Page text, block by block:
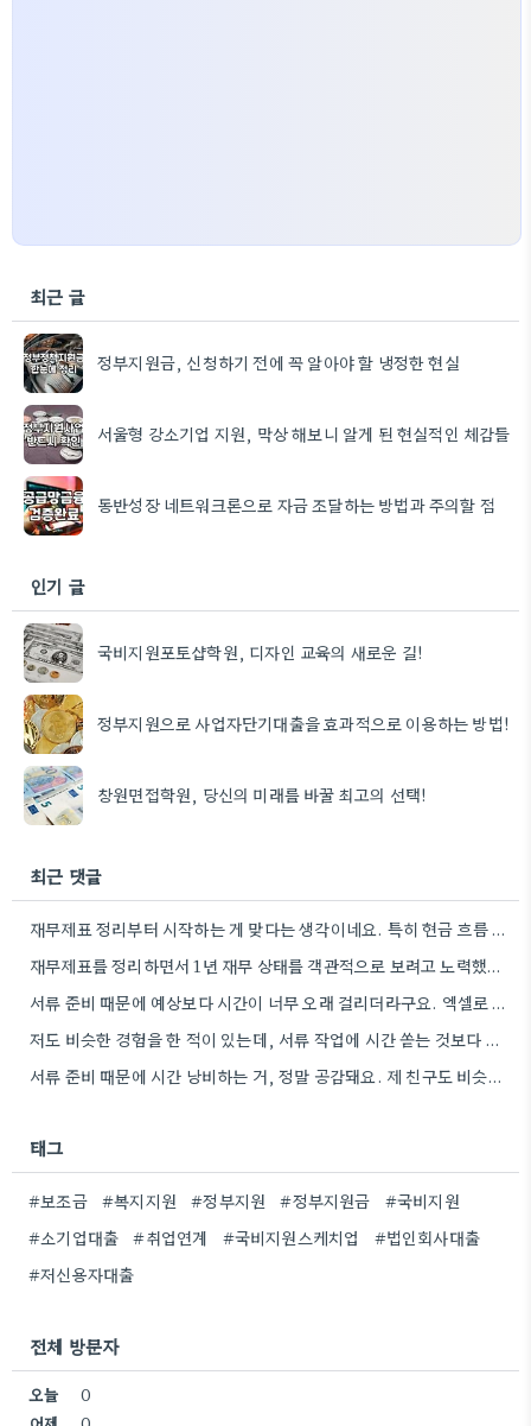
최근 글
정부지원금, 신청하기 전에 꼭 알아야 할 냉정한 현실
서울형 강소기업 지원, 막상 해보니 알게 된 현실적인 체감들
동반성장 네트워크론으로 자금 조달하는 방법과 주의할 점
인기 글
국비지원포토샵학원, 디자인 교육의 새로운 길!
정부지원으로 사업자단기대출을 효과적으로 이용하는 방법!
창원면접학원, 당신의 미래를 바꿀 최고의 선택!
최근 댓글
재무제표 정리부터 시작하는 게 맞다는 생각이네요. 특히 현금 흐름 분석이 정말 중요할 것 같아요.
재무제표를 정리하면서 1년 재무 상태를 객관적으로 보려고 노력했는데, 정말 중요한 포인트네요. 특히 현금 흐름이 경직된…
서류 준비 때문에 예상보다 시간이 너무 오래 걸리더라구요. 엑셀로 비교 정리하는 팁도 유용하겠어요.
저도 비슷한 경험을 한 적이 있는데, 서류 작업에 시간 쏟는 것보다 영업을 해서 매출을 늘리는…
서류 준비 때문에 시간 낭비하는 거, 정말 공감돼요. 제 친구도 비슷한 경험 때문에 비슷한 고민을…
태그
#보조금 #복지지원 #정부지원 #정부지원금
#국비지원
#소기업대출
#취업연계 #국비지원스케치업
#법인회사대출
#저신용자대출
전체 방문자
오늘
0